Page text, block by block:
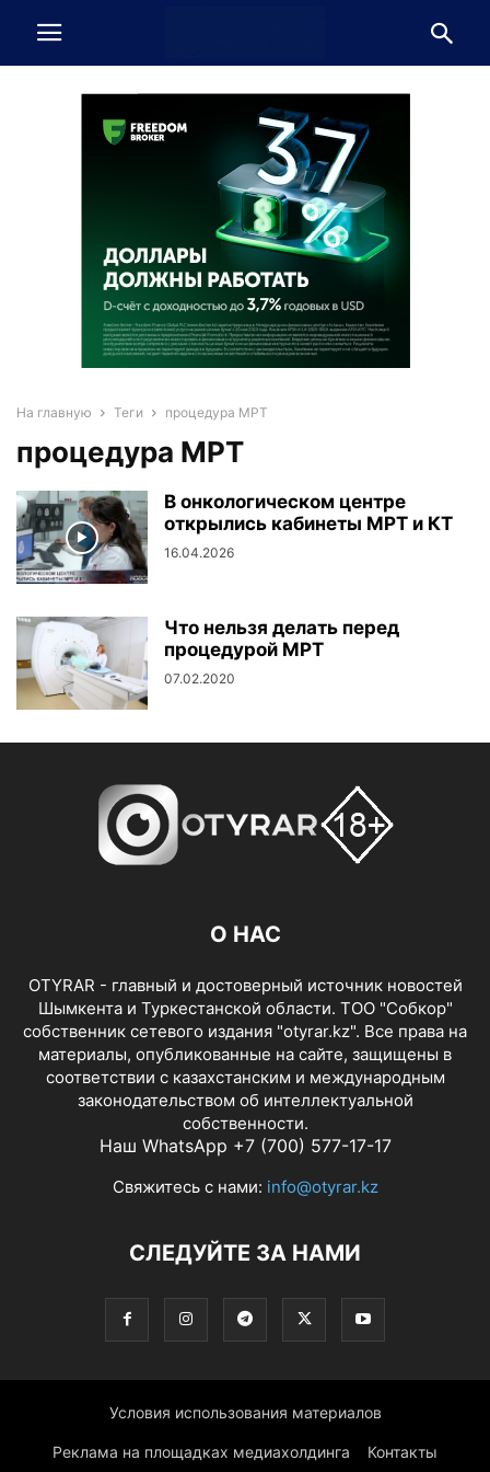
На главную Теги процедура МРТ
процедура МРТ
В онкологическом центре
открылись кабинеты МРТ и КТ
16.04.2026
Что нельзя делать перед
процедурой МРТ
07.02.2020
О НАС
OTYRAR - главный и достоверный источник новостей
Шымкента и Туркестанской области. ТОО "Собкор"
собственник сетевого издания "otyrar.kz". Все права на
материалы, опубликованные на сайте, защищены в
соответствии с казахстанским и международным
законодательством об интеллектуальной
собственности.
Наш WhatsApp +7 (700) 577-17-17
Свяжитесь с нами: info@otyrar.kz
СЛЕДУЙТЕ ЗА НАМИ
Условия использования материалов
Реклама на площадках медиахолдинга Контакты